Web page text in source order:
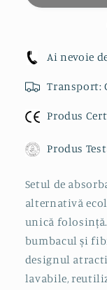
Dandelion
buc
Saculet
Wetbag
Ai nevoie
Transport:
Produs
Produs
Setul de
alternativă
unică
bumbacul și
designul
lavabile,